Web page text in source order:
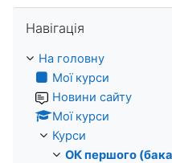
Навігація
На головну
Мої курси
Новини сайту
Мої курси
Курси
ОК першого